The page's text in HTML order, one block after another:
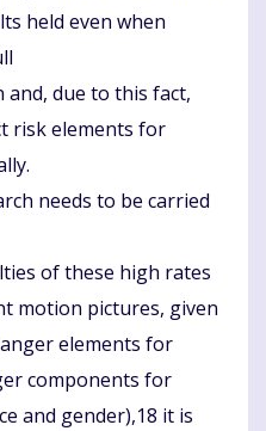
held even when
due to this fact,
risk elements for
needs to be carried
of these high rates
motion pictures, given
elements for
components for
and gender),18 it is